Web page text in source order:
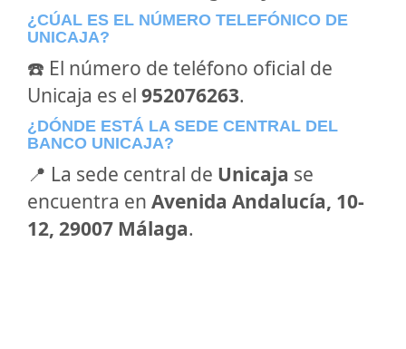
¿CÚAL ES EL NÚMERO TELEFÓNICO DE
UNICAJA?
☎️ El número de teléfono oficial de
Unicaja es el 952076263.
¿DÓNDE ESTÁ LA SEDE CENTRAL DEL
BANCO UNICAJA?
📍 La sede central de Unicaja se
encuentra en Avenida Andalucía, 10-
12, 29007 Málaga.